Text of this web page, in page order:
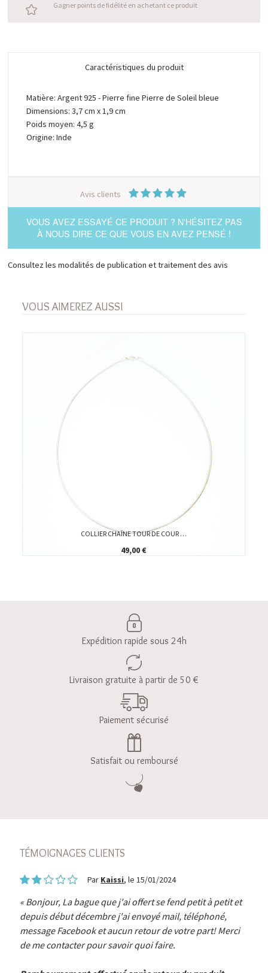
Gagner points de fidélité en achetant ce produit
Caractéristiques du produit
Matière: Argent 925 - Pierre fine Pierre de Soleil bleue
Dimensions: 3,7 cm x 1,9 cm
Poids moyen: 4,5 g
Origine: Inde
Avis clients
VOUS AVEZ ESSAYÉ CE PRODUIT ? N'HÉSITEZ PAS
À NOUS DIRE CE QUE VOUS EN AVEZ PENSÉ !
Consultez les modalités de publication et traitement des avis
VOUS AIMEREZ AUSSI
COLLIER CHAÎNE TOUR DE COUR …
49,00 €
Expédition rapide sous 24h
Livraison gratuite à partir de 50 €
Paiement sécurisé
Satisfait ou remboursé
TÉMOIGNAGES CLIENTS
Par Kaissi, le 15/01/2024
Bonjour, La bague que j'ai offert se fend petit à petit et
depuis début décembre j'ai envoyé mail, téléphoné,
message Facebook et aucun retour de votre part! Merci
de me contacter pour savoir quoi faire.